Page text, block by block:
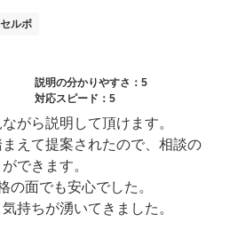
ルボ
説明の分かりやすさ：5
対応スピード：5
がら説明して頂けます。
えて提案されたので、相談の
できます。
の面でも安心でした。
持ちが湧いてきました。